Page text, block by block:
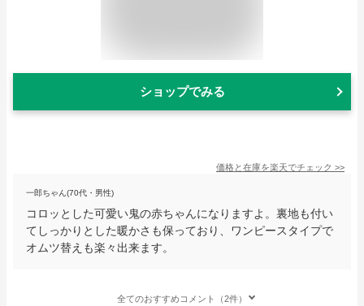
ショップでみる
価格と在庫を楽天でチェック >>
一郎ちゃん(70代・男性)
コロッとした可愛い鬼の赤ちゃんになりますよ。裏地も付い
てしっかりとした暖かさも保っており、ワンピースタイプで
オムツ替えも楽々出来ます。
全てのおすすめコメント（2件）